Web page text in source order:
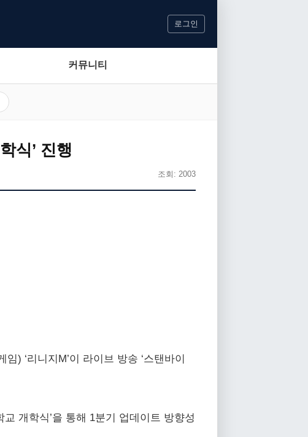
로그인
커뮤니티
식’ 진행
조회: 2003
) ‘리니지M’이 라이브 방송 ‘스탠바이
개학식’을 통해 1분기 업데이트 방향성